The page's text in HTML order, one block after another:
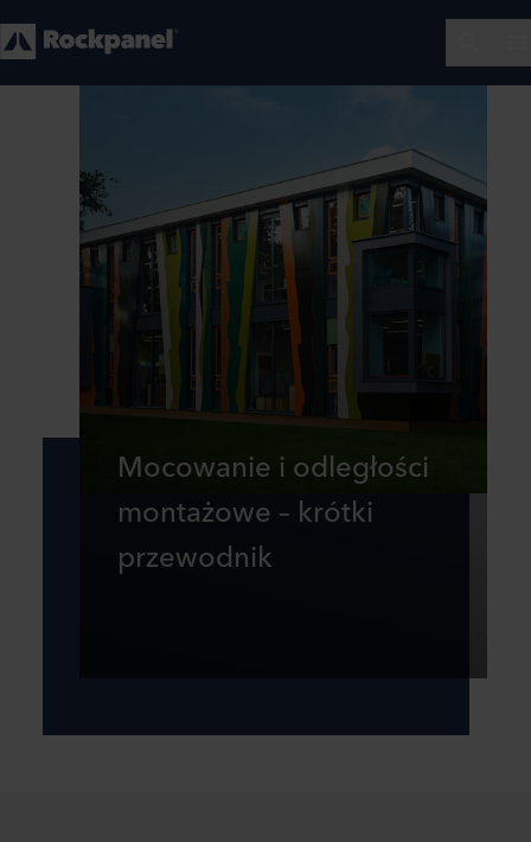
Mocowanie i odległości
montażowe – krótki
przewodnik